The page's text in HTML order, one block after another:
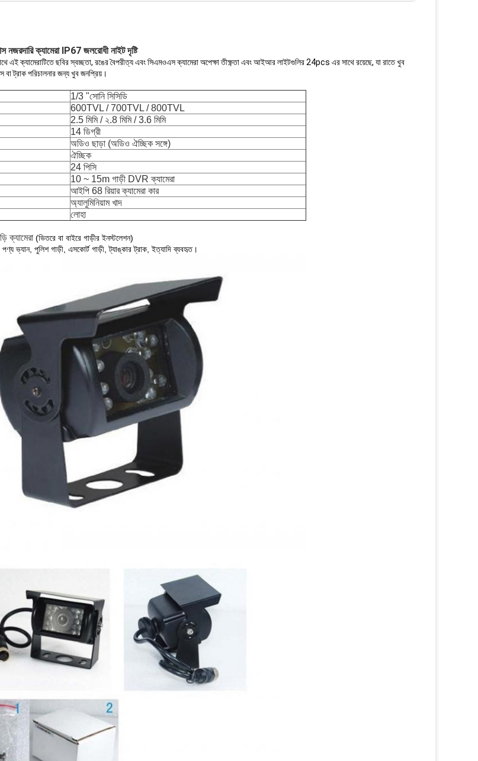
ক্যামেরা IP67 জলরোধী নাইট দৃষ্টি
এই ক্যামেরাটিতে ছবির স্বচ্ছতা, রঙের বৈপরীত্য এবং সিএমওএস ক্যামেরা অপেক্ষা তীক্ষ্ণতা এবং আইআর লাইটগুলির 24pcs এর সাথে রয়েছে, যা রাতে খুব
বা ট্রাক পরিচালনার জন্য খুব জনপ্রিয়।
1/3 "সোনি সিসিডি
600TVL / 700TVL / 800TVL
2.5 মিমি / ২.8 মিমি / 3.6 মিমি
14 ডিগ্রী
অডিও ছাড়া (অডিও ঐচ্ছিক সঙ্গে)
ঐচ্ছিক
24 পিসি
10 ~ 15m গাড়ী DVR ক্যামেরা
আইপি 68 রিয়ার ক্যামেরা কার
অ্যালুমিনিয়াম খাদ
লোহা
ক্যামেরা (ভিতরে বা বাইরে গাড়ীর ইনস্টলেশন)
পণ্য ভ্যান, পুলিশ গাড়ী, এসকোর্ট গাড়ী, ট্যাঙ্কার ট্রাক, ইত্যাদি ব্যবহৃত।